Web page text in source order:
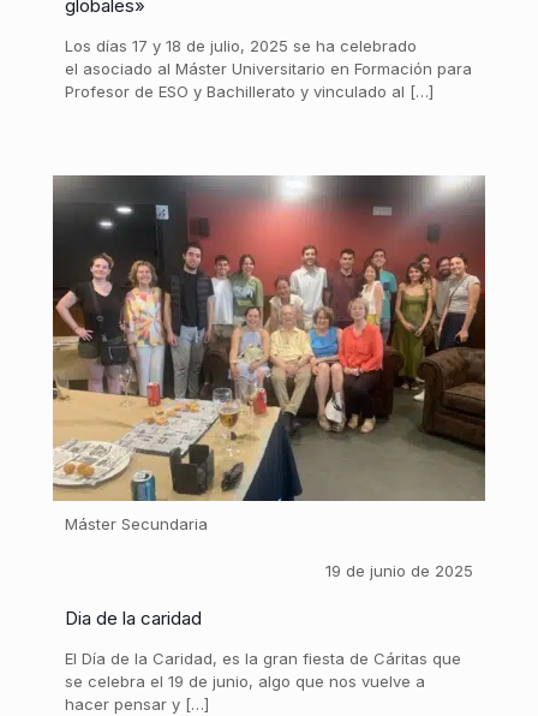
globales»
Los días 17 y 18 de julio, 2025 se ha celebrado
el asociado al Máster Universitario en Formación para
Profesor de ESO y Bachillerato y vinculado al […]
Máster Secundaria
19 de junio de 2025
Dia de la caridad
El Día de la Caridad, es la gran fiesta de Cáritas que
se celebra el 19 de junio, algo que nos vuelve a
hacer pensar y […]